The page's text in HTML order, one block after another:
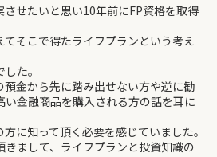
せたいと思い10年前にFP資格を取得
てそこで得たライフプランという考え
た。
金から先に踏み出せない方や逆に勧
金融商品を購入される方の話を耳に
に知って頂く必要を感じていました。
まして、ライフプランと投資知識の